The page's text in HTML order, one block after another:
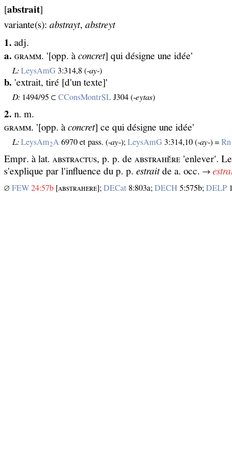
[abstrait]
variante(s): abstrayt, abstreyt
1. adj.
a. ɢʀᴀᴍᴍ. '[opp. à concret] qui désigne une idée'
L: LeysAmG 3:314,8 (‑ay‑)
b. 'extrait, tiré [d'un texte]'
D: 1494/95 ⊂CConsMontrSL J304 (‑eytas)
2. n. m.
ɢʀᴀᴍᴍ. '[opp. à concret] ce qui désigne une idée'
L: LeysAm2A 6970 et pass. (‑ay‑);LeysAmG 3:314,10 (‑ay‑) =Rn
Empr. à lat. ᴀʙѕᴛʀᴀᴄᴛᴜѕ, p. p. de ᴀʙѕᴛʀᴀʜᴇ̆ʀᴇ 'enlever'.
s'explique par l'influence du p. p. estraitde a. occ. →
∅ FEW 24:57b [ᴀʙѕᴛʀᴀʜᴇʀᴇ]; DECat 8:803a; DECH 5:575b; DELP